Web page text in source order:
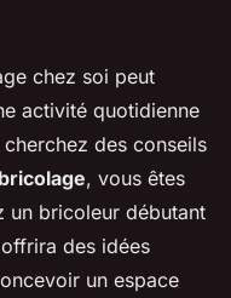
concevoir
réussi
chez soi peut
activité quotidienne
des conseils
, vous êtes
un bricoleur débutant
des idées
un espace